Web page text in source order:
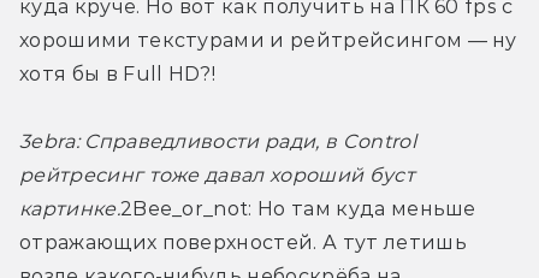
куда круче. Но вот как получить на ПК 60 fps с
хорошими текстурами и рейтрейсингом — ну
хотя бы в Full HD?!
3ebra: Справедливости ради, в Control
рейтресинг тоже давал хороший буст
картинке.2Bee_or_not: Но там куда меньше
отражающих поверхностей. А тут летишь